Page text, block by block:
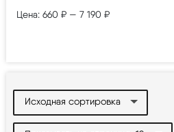
Цена: 660 ₽ — 7 190 ₽